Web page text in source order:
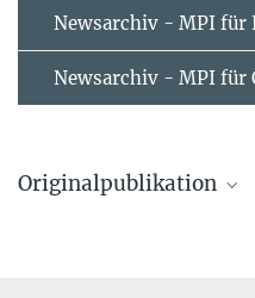
Newsarchiv - MPI für
Newsarchiv - MPI für
Originalpublikation